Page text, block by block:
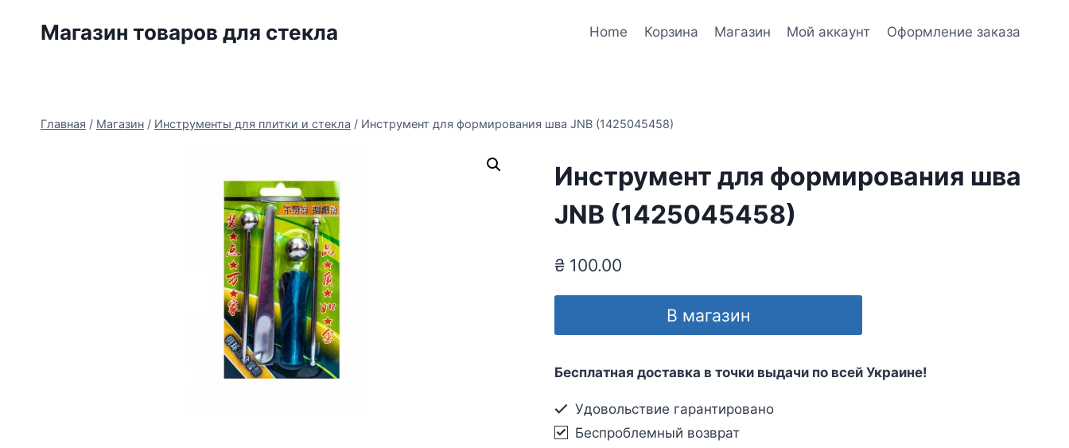
Магазин товаров для стекла Home Корзина Магазин Мой аккаунт Оформление заказа
Главная / Магазин / Инструменты для плитки и стекла / Инструмент для формирования шва JNB (1425045458)
Инструмент для формирования шва
JNB (1425045458)
₴100.00
В магазин
Бесплатная доставка в точки выдачи по всей Украине!
Удовольствие гарантировано
Беспроблемный возврат